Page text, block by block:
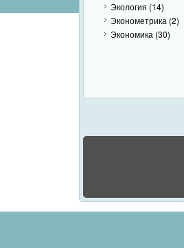
Экология (14)
Эконометрика (2)
Экономика (30)